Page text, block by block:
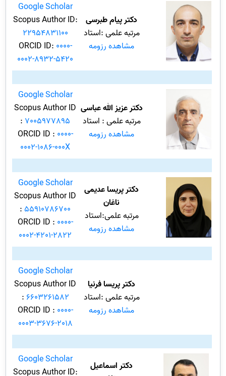
دکتر پیام طبرسی
مرتبه علمی :استاد
مشاهده رزومه
Google Scholar
Scopus Author ID:
22954831100
ORCID ID: 0000-
0002-8932-5420
دکتر عزیز الله عباسی
مرتبه علمی : استاد
مشاهده رزومه
Google Scholar
Scopus Author ID
: 7005977895
ORCID ID : 0000-
0002-1086-000X
دکتر پریسا عدیمی
ناغان
مرتبه علمی:استاد
مشاهده رزومه
Google Scholar
Scopus Author ID
: 55910786700
ORCID ID : 0000-
0002-4201-2822
دکتر پریسا فرنیا
مرتبه علمی :استاد
مشاهده رزومه
Google Scholar
Scopus Author ID
: 6603261582
ORCID ID : 0000-
0003-3676-2018
دکتر اسماعیل
Google Scholar
Scopus Author ID: